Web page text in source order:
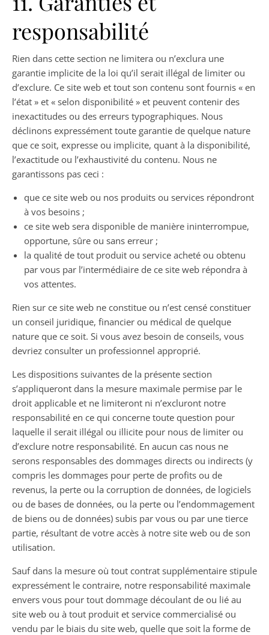
responsabilité
Rien dans cette section ne limitera ou n’exclura une
garantie implicite de la loi qu’il serait illégal de limiter ou
d’exclure. Ce site web et tout son contenu sont fournis « en
l’état » et « selon disponibilité » et peuvent contenir des
inexactitudes ou des erreurs typographiques. Nous
déclinons expressément toute garantie de quelque nature
que ce soit, expresse ou implicite, quant à la disponibilité,
l’exactitude ou l’exhaustivité du contenu. Nous ne
garantissons pas ceci :
que ce site web ou nos produits ou services répondront
à vos besoins ;
ce site web sera disponible de manière ininterrompue,
opportune, sûre ou sans erreur ;
la qualité de tout produit ou service acheté ou obtenu
par vous par l’intermédiaire de ce site web répondra à
vos attentes.
Rien sur ce site web ne constitue ou n’est censé constituer
un conseil juridique, financier ou médical de quelque
nature que ce soit. Si vous avez besoin de conseils, vous
devriez consulter un professionnel approprié.
Les dispositions suivantes de la présente section
s’appliqueront dans la mesure maximale permise par le
droit applicable et ne limiteront ni n’excluront notre
responsabilité en ce qui concerne toute question pour
laquelle il serait illégal ou illicite pour nous de limiter ou
d’exclure notre responsabilité. En aucun cas nous ne
serons responsables des dommages directs ou indirects (y
compris les dommages pour perte de profits ou de
revenus, la perte ou la corruption de données, de logiciels
ou de bases de données, ou la perte ou l’endommagement
de biens ou de données) subis par vous ou par une tierce
partie, résultant de votre accès à notre site web ou de son
utilisation.
Sauf dans la mesure où tout contrat supplémentaire stipule
expressément le contraire, notre responsabilité maximale
envers vous pour tout dommage découlant de ou lié au
site web ou à tout produit et service commercialisé ou
vendu par le biais du site web, quelle que soit la forme de